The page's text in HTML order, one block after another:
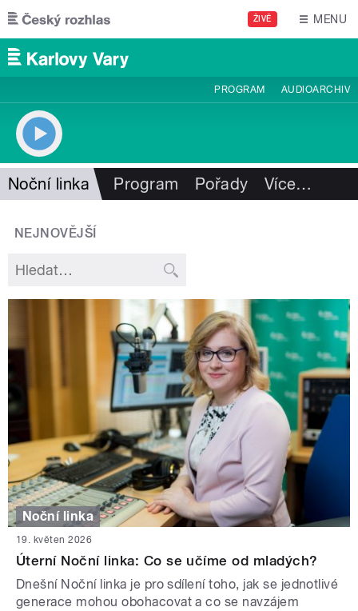
Přejít k hlavnímu obsahu
ŽIVĚ MENU
PROGRAM AUDIOARCHIV
Noční linka Program Pořady Více…
NEJNOVĚJŠÍ
Noční linka
19. květen 2026
Úterní Noční linka: Co se učíme od mladých?
Dnešní Noční linka je pro sdílení toho, jak se jednotlivé
generace mohou obohacovat a co se navzájem